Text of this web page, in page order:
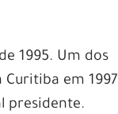
1995. Um dos
em
presidente.